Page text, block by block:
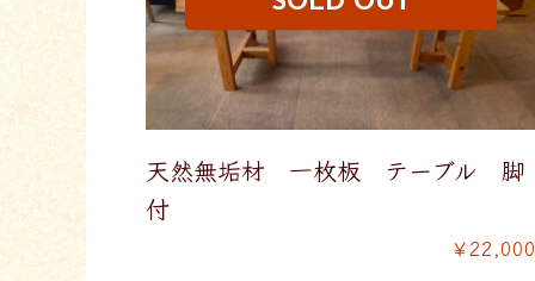
天然無垢材 一枚板 テーブル 脚
付
￥22,000